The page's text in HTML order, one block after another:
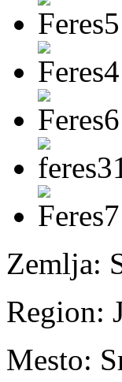
Zemlja:
Region:
Mesto: